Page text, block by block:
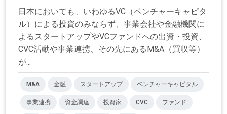
日本においても、いわゆるVC（ベンチャーキャピタ
ル）による投資のみならず、事業会社や金融機関に
よるスタートアップやVCファンドへの出資・投資、
CVC活動や事業連携、その先にあるM&A（買収等）
が...
M&A 金融 スタートアップ ベンチャーキャピタル
事業連携 資金調達 投資家 CVC ファンド